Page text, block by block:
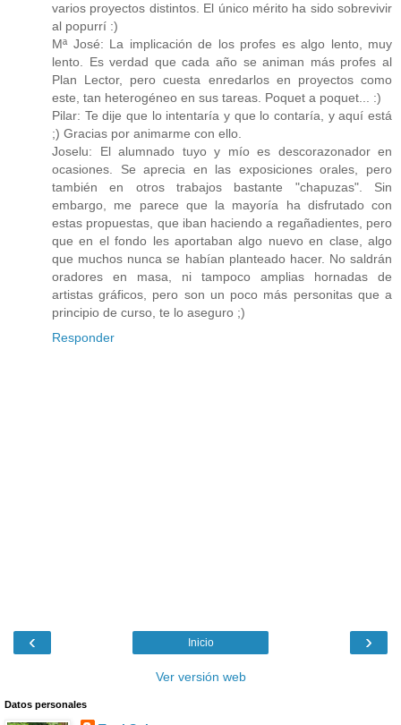
varios proyectos distintos. El único mérito ha sido sobrevivir
al popurrí :)
Mª José: La implicación de los profes es algo lento, muy
lento. Es verdad que cada año se animan más profes al
Plan Lector, pero cuesta enredarlos en proyectos como
este, tan heterogéneo en sus tareas. Poquet a poquet... :)
Pilar: Te dije que lo intentaría y que lo contaría, y aquí está
;) Gracias por animarme con ello.
Joselu: El alumnado tuyo y mío es descorazonador en
ocasiones. Se aprecia en las exposiciones orales, pero
también en otros trabajos bastante "chapuzas". Sin
embargo, me parece que la mayoría ha disfrutado con
estas propuestas, que iban haciendo a regañadientes, pero
que en el fondo les aportaban algo nuevo en clase, algo
que muchos nunca se habían planteado hacer. No saldrán
oradores en masa, ni tampoco amplias hornadas de
artistas gráficos, pero son un poco más personitas que a
principio de curso, te lo aseguro ;)
Responder
‹ ›
Inicio
Ver versión web
Datos personales